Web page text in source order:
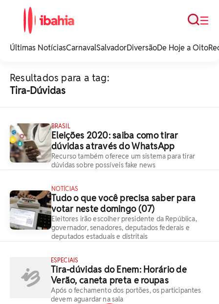
noticias e
☰
Busca
Últimas NotíciasCarnavalSalvadorDiversãoDe Hoje a Oito
Resultados para a tag:
Tira-Dúvidas
BRASIL
Eleições 2020: saiba como tirar
dúvidas através do WhatsApp
Recurso também oferece um sistema para tirar
dúvidas sobre possíveis fake news
NOTÍCIAS
Tudo o que você precisa saber para
votar neste domingo (07)
Eleitores irão escolher presidente da República,
governador, senadores, deputados federais e
deputados estaduais e distritais
ESPECIAIS
Tira-dúvidas do Enem: Horário de
Verão, caneta preta e roupas
Após o fechamento dos portões, os participantes
devem aguardar na sala